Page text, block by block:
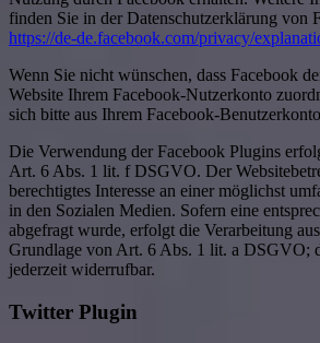
finden Sie in der Datenschutzerklärung von
https://de-de.facebook.com/privacy/
Wenn Sie nicht wünschen, dass Facebook
Website Ihrem Facebook-Nutzerkonto
sich bitte aus Ihrem Facebook-
Die Verwendung der Facebook Plugins
Art. 6 Abs. 1 lit. f DSGVO. Der
berechtigtes Interesse an einer möglichst
in den Sozialen Medien. Sofern eine
abgefragt wurde, erfolgt die Verarbeitung
Grundlage von Art. 6 Abs. 1 lit. a DSGVO;
jederzeit widerrufbar.
Twitter Plugin